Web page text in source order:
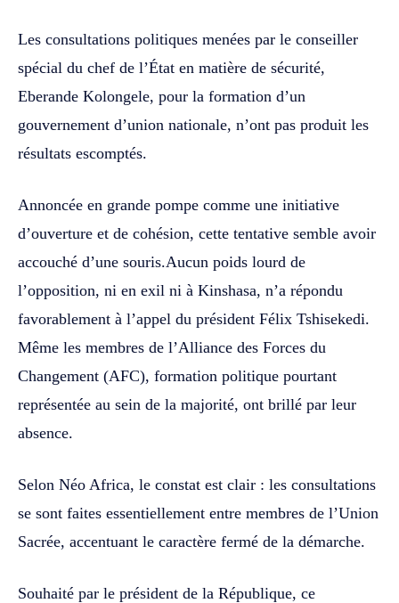
Les consultations politiques menées par le conseiller
spécial du chef de l’État en matière de sécurité,
Eberande Kolongele, pour la formation d’un
gouvernement d’union nationale, n’ont pas produit les
résultats escomptés.
Annoncée en grande pompe comme une initiative
d’ouverture et de cohésion, cette tentative semble avoir
accouché d’une souris.Aucun poids lourd de
l’opposition, ni en exil ni à Kinshasa, n’a répondu
favorablement à l’appel du président Félix Tshisekedi.
Même les membres de l’Alliance des Forces du
Changement (AFC), formation politique pourtant
représentée au sein de la majorité, ont brillé par leur
absence.
Selon Néo Africa, le constat est clair : les consultations
se sont faites essentiellement entre membres de l’Union
Sacrée, accentuant le caractère fermé de la démarche.
Souhaité par le président de la République, ce